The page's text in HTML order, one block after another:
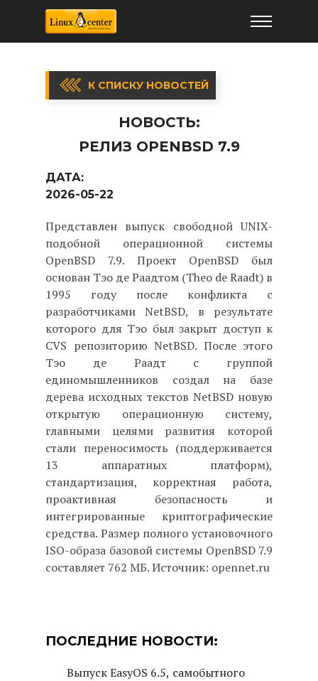
К СПИСКУ НОВОСТЕЙ
НОВОСТЬ:
РЕЛИЗ OPENBSD 7.9
ДАТА:
2026-05-22
Представлен выпуск свободной UNIX-
подобной операционной системы
OpenBSD 7.9. Проект OpenBSD был
основан Тэо де Раадтом (Theo de Raadt) в
1995 году после конфликта с
разработчиками NetBSD, в результате
которого для Тэо был закрыт доступ к
CVS репозиторию NetBSD. После этого
Тэо де Раадт с группой
единомышленников создал на базе
дерева исходных текстов NetBSD новую
открытую операционную систему,
главными целями развития которой
стали переносимость (поддерживается
13 аппаратных платформ),
стандартизация, корректная работа,
проактивная безопасность и
интегрированные криптографические
средства. Размер полного установочного
ISO-образа базовой системы OpenBSD 7.9
составляет 762 МБ. Источник: opennet.ru
ПОСЛЕДНИЕ НОВОСТИ:
Выпуск EasyOS 6.5, самобытного